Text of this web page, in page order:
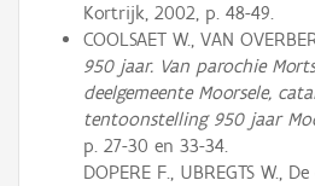
Kortrijk, 2002, p. 48-49.
COOLSAET W., VAN
950 jaar. Van parochie
deelgemeente Moorsele,
tentoonstelling 950 jaar
p. 27-30 en 33-34.
DOPERE F., UBREGTS W.,